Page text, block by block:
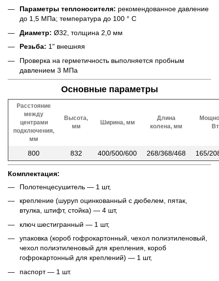
Параметры теплоносителя: рекомендованное давление
до 1,5 МПа; температура до 100 ° С
Диаметр: Ø32, толщина 2,0 мм
Резьба: 1" внешняя
Проверка на герметичность выполняется пробным
давлением 3 МПа
Основные параметры
Расстояние
между
центрами
подключения,
мм
Высота,
мм
Ширина, мм
Длина
колена, мм
Вт
800 832 400/500/600 268/368/468 165/
Комплектация:
Полотенцесушитель — 1 шт,
крепление (шуруп оцинкованный с дюбелем, пятак,
втулка, штифт, стойка) — 4 шт,
ключ шестигранный — 1 шт,
упаковка (короб гофрокартонный, чехол полиэтиленовый,
чехол полиэтиленовый для крепления, короб
гофрокартонный для креплений) — 1 шт,
паспорт — 1 шт.